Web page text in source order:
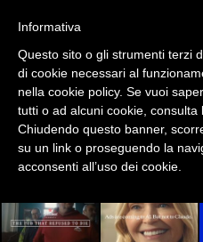
CINEMA
DIGITALE
EDITORIA
RADIO / AUDIO
Informativa
Questo sito o gli strumenti terzi
di cookie necessari al
nella cookie policy. Se vuoi
tutti o ad alcuni cookie, consulta
Chiudendo questo banner,
su un link o proseguendo la
acconsenti all’uso dei cookie.